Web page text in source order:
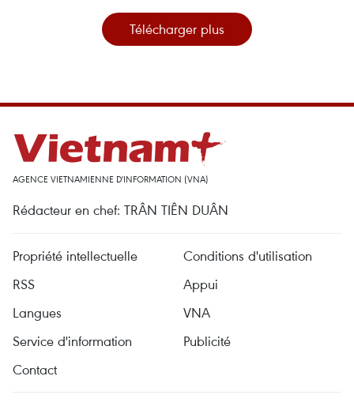
Télécharger plus
AGENCE VIETNAMIENNE D'INFORMATION (VNA)
Rédacteur en chef: TRÂN TIÊN DUÂN
Propriété intellectuelle
Conditions d'utilisation
RSS
Appui
Langues
VNA
Service d'information
Publicité
Contact